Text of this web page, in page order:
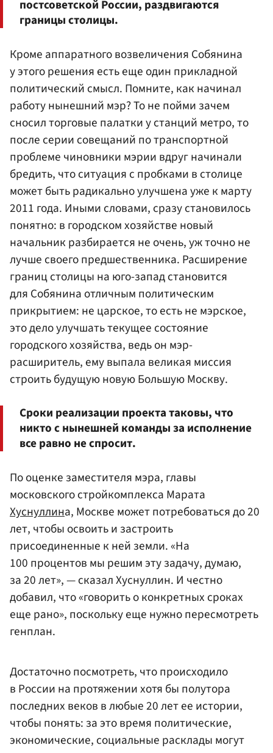
постсоветской России, раздвигаются
границы столицы.
Кроме аппаратного возвеличения Собянина
у этого решения есть еще один прикладной
политический смысл. Помните, как начинал
работу нынешний мэр? То не пойми зачем
сносил торговые палатки у станций метро, то
после серии совещаний по транспортной
проблеме чиновники мэрии вдруг начинали
бредить, что ситуация с пробками в столице
может быть радикально улучшена уже к марту
2011 года. Иными словами, сразу становилось
понятно: в городском хозяйстве новый
начальник разбирается не очень, уж точно не
лучше своего предшественника. Расширение
границ столицы на юго-запад становится
для Собянина отличным политическим
прикрытием: не царское, то есть не мэрское,
это дело улучшать текущее состояние
городского хозяйства, ведь он мэр-
расширитель, ему выпала великая миссия
строить будущую новую Большую Москву.
Сроки реализации проекта таковы, что
никто с нынешней команды за исполнение
все равно не спросит.
По оценке заместителя мэра, главы
московского стройкомплекса Марата
Хуснуллина, Москве может потребоваться до 20
лет, чтобы освоить и застроить
присоединенные к ней земли. «На
100 процентов мы решим эту задачу, думаю,
за 20 лет», — сказал Хуснуллин. И честно
добавил, что «говорить о конкретных сроках
еще рано», поскольку еще нужно пересмотреть
генплан.
Достаточно посмотреть, что происходило
в России на протяжении хотя бы полутора
последних веков в любые 20 лет ее истории,
чтобы понять: за это время политические,
экономические, социальные расклады могут